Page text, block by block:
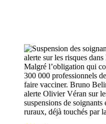
Malgré l’obligation qui
300 000 professionnels
faire vacciner. Bruno
alerte Olivier Véran sur
suspensions de
ruraux, déjà touchés par